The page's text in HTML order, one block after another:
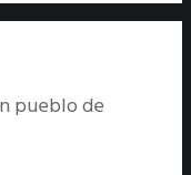
pueblo de